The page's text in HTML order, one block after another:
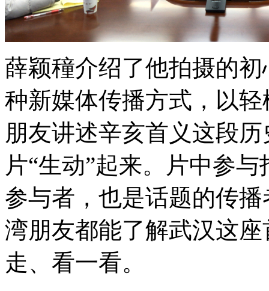
薛颖穜介绍了他拍摄的
种新媒体传播方式，以
朋友讲述辛亥首义这段
片“生动”起来。片中参
参与者，也是话题的传
湾朋友都能了解武汉这
走、看一看。